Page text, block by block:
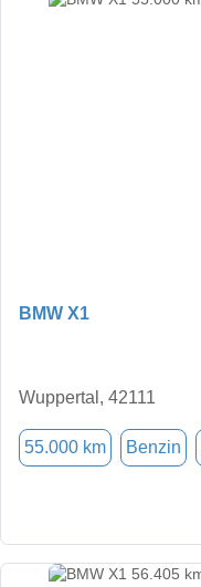
BMW X1
Wuppertal, 42111
55.000 km Benzin